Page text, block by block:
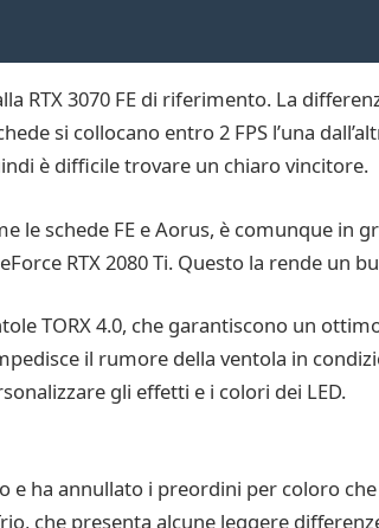
RTX 3070 FE di riferimento. La
si collocano entro 2 FPS l’una
è difficile trovare un chiaro vincitore.
le schede FE e Aorus, è comunque
RTX 2080 Ti. Questo la rende un
TORX 4.0, che garantiscono un
il rumore della ventola in
gli effetti e i colori dei LED.
e ha annullato i preordini per coloro
che presenta alcune leggere